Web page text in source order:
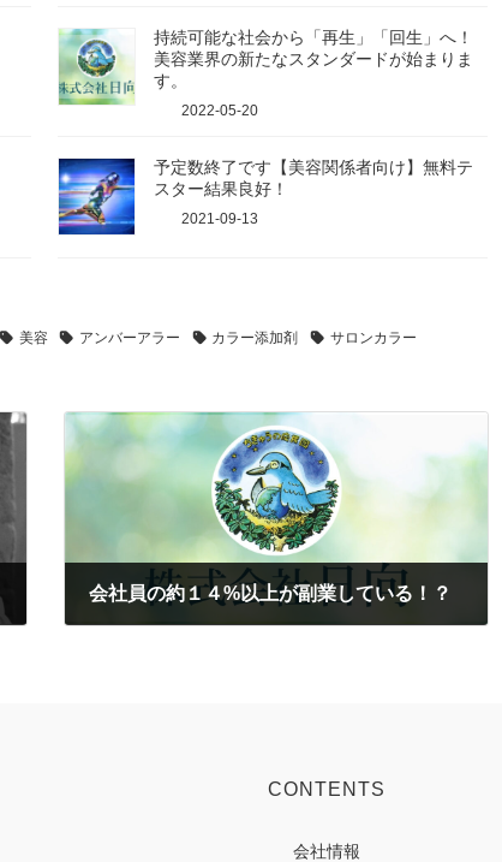
持続可能な社会から「再生」「回生」へ！
美容業界の新たなスタンダードが始まりま
す。
2022-05-20
予定数終了です【美容関係者向け】無料テ
スター結果良好！
2021-09-13
美容 アンバーアラー カラー添加剤 サロンカラー
会社員の約１４%以上が副業している！？
CONTENTS
会社情報